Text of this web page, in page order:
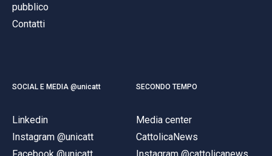
pubblico
Contatti
SOCIAL E MEDIA @unicatt
Linkedin
Instagram @unicatt
SECONDO TEMPO
Media center
CattolicaNews